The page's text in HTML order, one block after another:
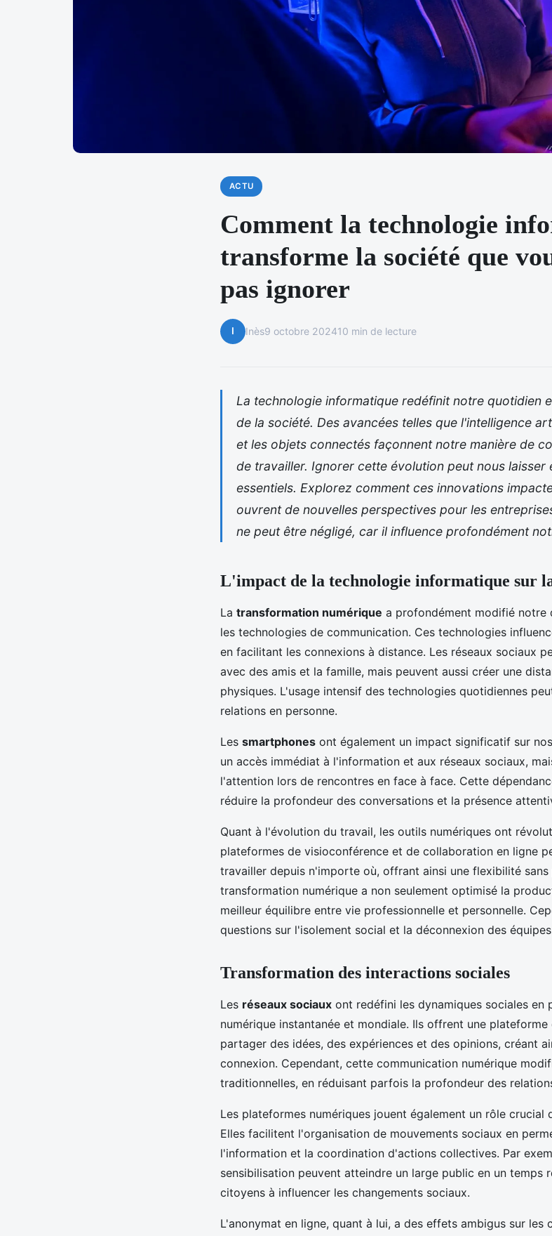
ACTU
Comment la technologie
transforme la société que
pas ignorer
I Inès9 octobre 202410 min de lecture
La technologie informatique redéfinit notre quotidien
de la société. Des avancées telles que l'intelligence
et les objets connectés façonnent notre manière de
de travailler. Ignorer cette évolution peut nous laisser
essentiels. Explorez comment ces innovations
ouvrent de nouvelles perspectives pour les
ne peut être négligé, car il influence profondément
L'impact de la technologie informatique sur
La transformation numérique a profondément modifié notre
les technologies de communication. Ces technologies
en facilitant les connexions à distance. Les réseaux sociaux
avec des amis et la famille, mais peuvent aussi créer une
physiques. L'usage intensif des technologies quotidiennes
relations en personne.
Les smartphones ont également un impact significatif sur
un accès immédiat à l'information et aux réseaux sociaux,
l'attention lors de rencontres en face à face. Cette
réduire la profondeur des conversations et la présence
Quant à l'évolution du travail, les outils numériques ont
plateformes de visioconférence et de collaboration en ligne
travailler depuis n'importe où, offrant ainsi une flexibilité
transformation numérique a non seulement optimisé la
meilleur équilibre entre vie professionnelle et personnelle.
questions sur l'isolement social et la déconnexion des
Transformation des interactions sociales
Les réseaux sociaux ont redéfini les dynamiques sociales en
numérique instantanée et mondiale. Ils offrent une
partager des idées, des expériences et des opinions, créant
connexion. Cependant, cette communication numérique
traditionnelles, en réduisant parfois la profondeur des
Les plateformes numériques jouent également un rôle crucial
Elles facilitent l'organisation de mouvements sociaux en
l'information et la coordination d'actions collectives. Par
sensibilisation peuvent atteindre un large public en un temps
citoyens à influencer les changements sociaux.
L'anonymat en ligne, quant à lui, a des effets ambigus sur les